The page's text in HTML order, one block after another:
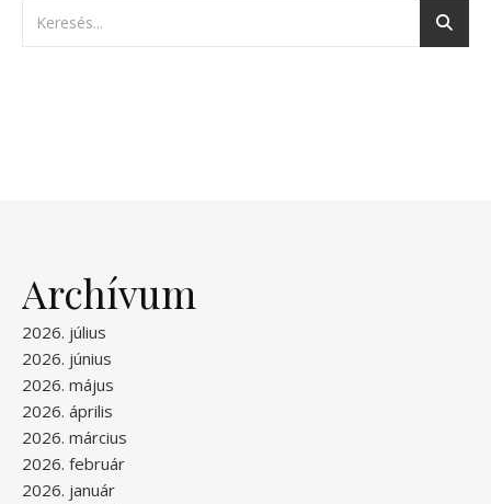
Archívum
2026. július
2026. június
2026. május
2026. április
2026. március
2026. február
2026. január